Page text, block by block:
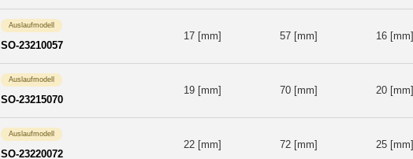
Auslaufmodell
SO-23210057
17 [mm] 57 [mm] 16 [mm]
Auslaufmodell
SO-23215070
19 [mm] 70 [mm] 20 [mm]
Auslaufmodell
SO-23220072
22 [mm] 72 [mm] 25 [mm]